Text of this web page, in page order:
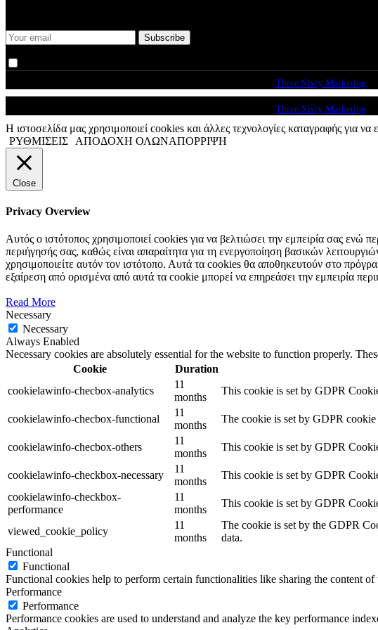
Three Sixty Marketing
Three Sixty Marketing
Η ιστοσελίδα μας χρησιμοποιεί cookies και άλλες τεχνολογίες καταγραφής για να
ΡΥΘΜΙΣΕΙΣ
ΑΠΟΔΟΧΗ ΟΛΩΝΑΠΟΡΡΙΨΗ
Close
Privacy Overview
Αυτός ο ιστότοπος χρησιμοποιεί cookies για να βελτιώσει την εμπειρία σας ενώ
περιήγησής σας, καθώς είναι απαραίτητα για τη ενεργοποίηση βασικών
χρησιμοποιείτε αυτόν τον ιστότοπο. Αυτά τα cookies θα αποθηκευτούν στο
εξαίρεση από ορισμένα από αυτά τα cookie μπορεί να επηρεάσει την εμπειρία
Read More
Necessary
Necessary
Always Enabled
Necessary cookies are absolutely essential for the website to function properly.
Cookie
Duration
cookielawinfo-checbox-analytics
11
months
This cookie is set by GDPR
cookielawinfo-checbox-functional
11
months
The cookie is set by GDPR
cookielawinfo-checbox-others
11
months
This cookie is set by GDPR
cookielawinfo-checkbox-necessary
11
months
This cookie is set by GDPR
cookielawinfo-checkbox-
performance
11
months
This cookie is set by GDPR
viewed_cookie_policy
11
months
The cookie is set by the GDPR
data.
Functional
Functional
Functional cookies help to perform certain functionalities like sharing the content
Performance
Performance
Performance cookies are used to understand and analyze the key performance